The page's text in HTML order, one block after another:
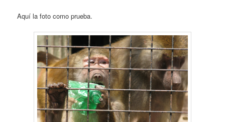
Aquí la foto como prueba.